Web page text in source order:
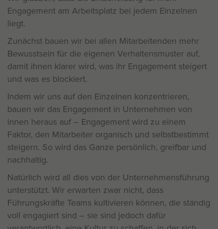
Engagement am Arbeitsplatz bei jedem Einzelnen
liegt.
Zunächst bauen wir bei allen Mitarbeitenden mehr
Bewusstsein für die eigenen Verhaltensmuster auf,
damit ihnen klarer wird, was ihr Engagement steigert
und was es blockiert.
Indem wir uns auf den Einzelnen konzentrieren,
bauen wir das Engagement in Unternehmen von
innen heraus auf – Engagement wird zu einem
Faktor, den Mitarbeiter organisch und selbstbestimmt
steigern. So wird das Ganze persönlich, greifbar und
nachhaltig.
Natürlich wird all dies von der Unternehmensführung
unterstützt. Wir erwarten zwar nicht, dass
Führungskräfte Teams kultivieren können, die ständig
voll engagiert sind – sie sind jedoch dafür